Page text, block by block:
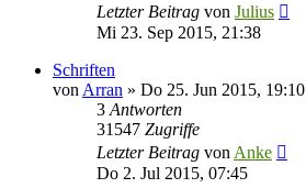
Letzter Beitrag von Julius
Mi 23. Sep 2015, 21:38
Schriften
von Arran » Do 25. Jun 2015, 19:10
3 Antworten
31547 Zugriffe
Letzter Beitrag von Anke
Do 2. Jul 2015, 07:45